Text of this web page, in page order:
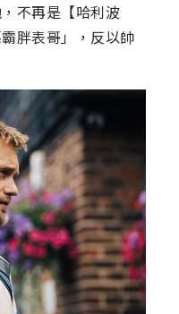
不再是【哈利波
胖表哥」，反以帥